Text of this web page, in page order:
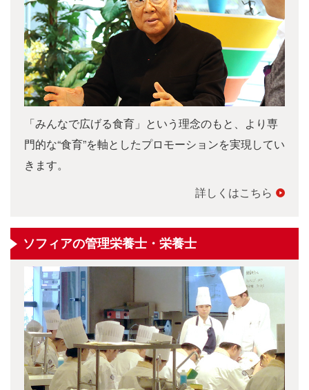
「みんなで広げる食育」という理念のもと、より専
門的な“食育”を軸としたプロモーションを実現してい
きます。
詳しくはこちら
ソフィアの管理栄養士・栄養士